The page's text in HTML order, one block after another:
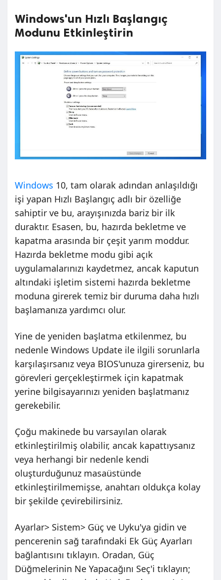
Windows'un Hızlı Başlangıç
Modunu Etkinleştirin
Windows 10, tam olarak adından anlaşıldığı
işi yapan Hızlı Başlangıç ​​adlı bir özelliğe
sahiptir ve bu, arayışınızda bariz bir ilk
duraktır. Esasen, bu, hazırda bekletme ve
kapatma arasında bir çeşit yarım moddur.
Hazırda bekletme modu gibi açık
uygulamalarınızı kaydetmez, ancak kaputun
altındaki işletim sistemi hazırda bekletme
moduna girerek temiz bir duruma daha hızlı
başlamanıza yardımcı olur.
Yine de yeniden başlatma etkilenmez, bu
nedenle Windows Update ile ilgili sorunlarla
karşılaşırsanız veya BIOS'unuza girerseniz, bu
görevleri gerçekleştirmek için kapatmak
yerine bilgisayarınızı yeniden başlatmanız
gerekebilir.
Çoğu makinede bu varsayılan olarak
etkinleştirilmiş olabilir, ancak kapattıysanız
veya herhangi bir nedenle kendi
oluşturduğunuz masaüstünde
etkinleştirilmemişse, anahtarı oldukça kolay
bir şekilde çevirebilirsiniz.
Ayarlar> Sistem> Güç ve Uyku'ya gidin ve
pencerenin sağ tarafındaki Ek Güç Ayarları
bağlantısını tıklayın. Oradan, Güç
Düğmelerinin Ne Yapacağını Seç'i tıklayın;